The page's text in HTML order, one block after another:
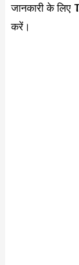
जानकारी के लिए
करें।